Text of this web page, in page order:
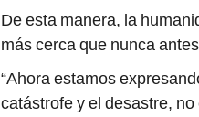
De esta manera, la
más cerca que nunca
“Ahora estamos
catástrofe y el desastre,